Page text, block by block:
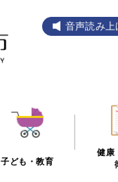
音声読み上
子ども・教育
健康